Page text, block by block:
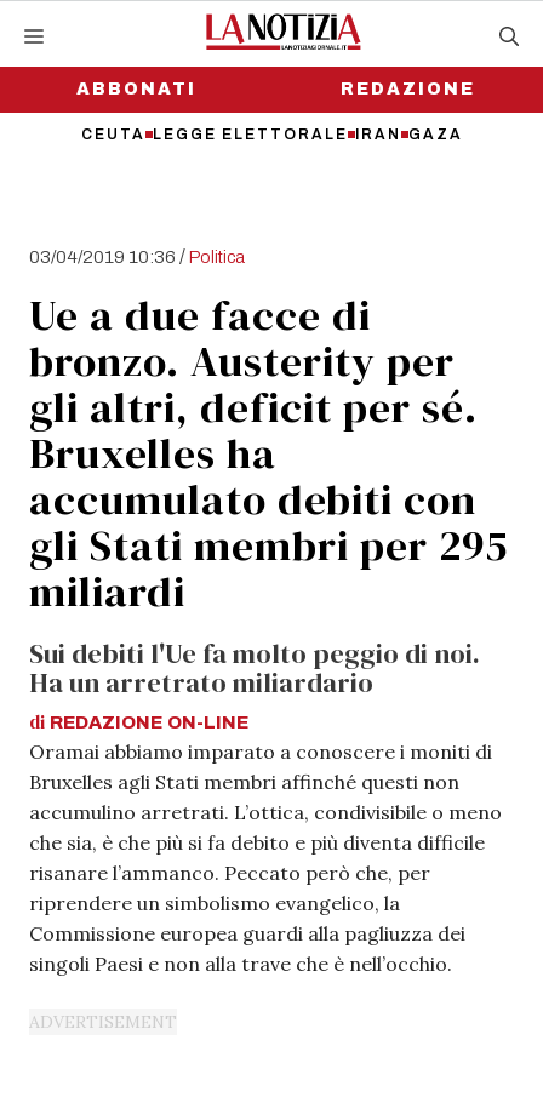
contenutoABBONATI
CEUTA LEGGE ELETTORALE IRAN GAZA
REDAZIONE
03/04/2019 10:36 /Politica
Ue a due facce di
bronzo. Austerity per
gli altri, deficit per sé.
Bruxelles ha
accumulato debiti con
gli Stati membri per 295
miliardi
Sui debiti l'Ue fa molto peggio di noi.
Ha un arretrato miliardario
di REDAZIONE ON-LINE
Oramai abbiamo imparato a conoscere i moniti di
Bruxelles agli Stati membri affinché questi non
accumulino arretrati. L’ottica, condivisibile o meno
che sia, è che più si fa debito e più diventa difficile
risanare l’ammanco. Peccato però che, per
riprendere un simbolismo evangelico, la
Commissione europea guardi alla pagliuzza dei
singoli Paesi e non alla trave che è nell’occhio.